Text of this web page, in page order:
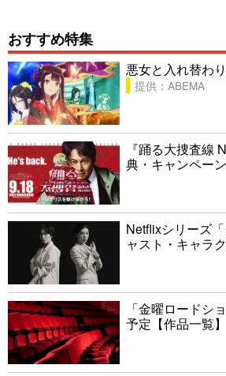
おすすめ特集
悪女と入れ替わ
提供：ABEMA
『踊る大捜査線
典・キャンペー
Netflixシリーズ
ャスト・キャラ
「金曜ロードシ
予定【作品一覧】